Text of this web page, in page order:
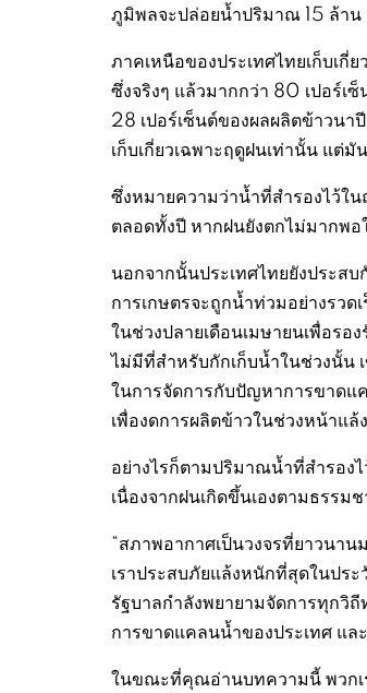
ภูมิพลจะปล่อยน้ำปริมาณ 15 ล้าน
ภาคเหนือของประเทศไทยเก็บเกี่
ซึ่งจริงๆ แล้วมากกว่า 80 เปอร์เ
28 เปอร์เซ็นต์ของผลผลิตข้าวนา
เก็บเกี่ยวเฉพาะฤดูฝนเท่านั้น แ
ซึ่งหมายความว่าน้ำที่สำรองไว้ใ
ตลอดทั้งปี หากฝนยังตกไม่มากพ
นอกจากนั้นประเทศไทยยังประส
การเกษตรจะถูกน้ำท่วมอย่างรว
ในช่วงปลายเดือนเมษายนเพื่อรอ
ไม่มีที่สำหรับกักเก็บน้ำในช่วงนั้น
ในการจัดการกับปัญหาการขาดแ
เพื่องดการผลิตข้าวในช่วงหน้าแ
อย่างไรก็ตามปริมาณน้ำที่สำรอง
เนื่องจากฝนเกิดขึ้นเองตามธรรม
“สภาพอากาศเป็นวงจรที่ยาวนา
เราประสบภัยแล้งหนักที่สุดในปร
รัฐบาลกำลังพยายามจัดการทุกวิ
การขาดแคลนน้ำของประเทศ แล
ในขณะที่คุณอ่านบทความนี้ พวกเ